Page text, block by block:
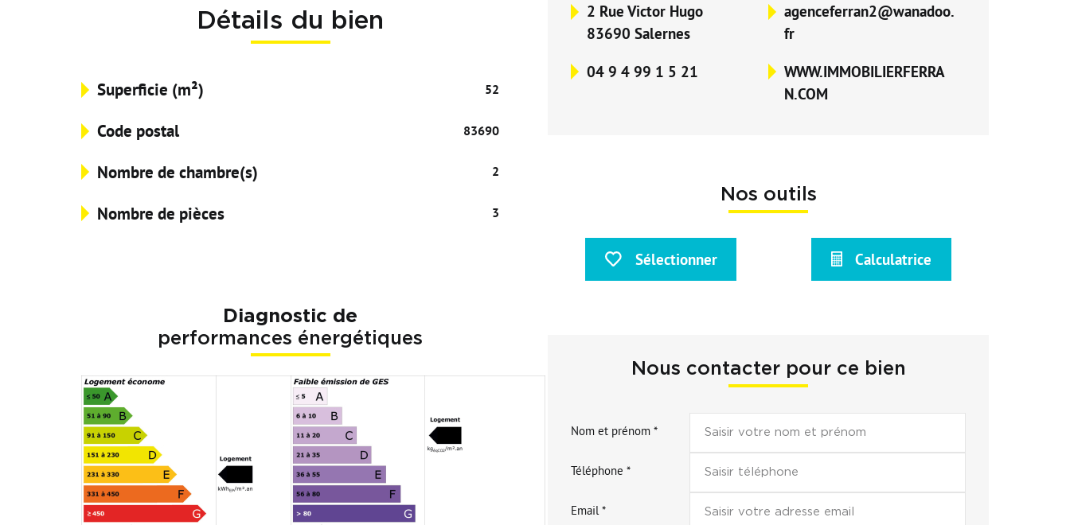
Détails du bien
Superficie (m²) 52
Code postal 83690
Nombre de chambre(s) 2
Nombre de pièces 3
Diagnostic de
performances énergétiques
2 Rue Victor Hugo
83690 Salernes
04 9 4 99 1 5 21
agenceferran2@wanadoo.
fr
WWW.IMMOBILIERFERRA
N.COM
Nos outils
Sélectionner Calculatrice
Nous contacter pour ce bien
Nom et prénom *
Téléphone *
Email *